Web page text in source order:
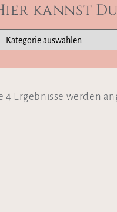
kannst
4 Ergebnisse werden